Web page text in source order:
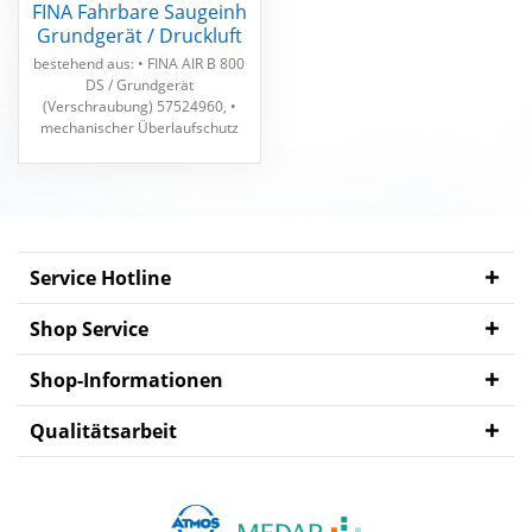
MEDAP
Zubehör
FINA Fahrbare Saugeinh
Grundgerät / Druckluft
bestehend aus: • FINA AIR B 800
DS / Grundgerät
(Verschraubung) 57524960, •
mechanischer Überlaufschutz
Service Hotline
Shop Service
Shop-Informationen
Qualitätsarbeit